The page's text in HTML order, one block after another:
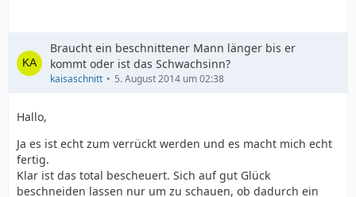
Braucht ein beschnittener Mann länger bis er
kommt oder ist das Schwachsinn?
kaisaschnitt 5. August 2014 um 02:38
Hallo,
Ja es ist echt zum verrückt werden und es macht mich echt
fertig.
Klar ist das total bescheuert. Sich auf gut Glück
beschneiden lassen nur um zu schauen, ob dadurch ein